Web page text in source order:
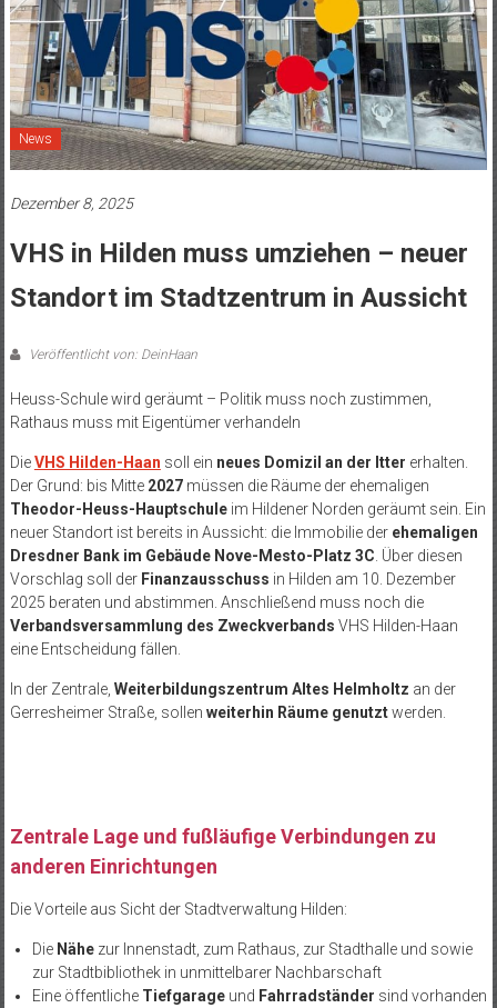
News
Dezember 8, 2025
VHS in Hilden muss umziehen – neuer
Standort im Stadtzentrum in Aussicht
Veröffentlicht von: DeinHaan
Heuss-Schule wird geräumt – Politik muss noch zustimmen,
Rathaus muss mit Eigentümer verhandeln
DieVHS Hilden-Haan soll ein neues Domizil an der Itter erhalten.
Der Grund: bis Mitte 2027müssen die Räume der ehemaligen
Theodor-Heuss-Hauptschuleim Hildener Norden geräumt sein. Ein
neuer Standort ist bereits in Aussicht: die Immobilie der ehemaligen
Dresdner Bank im Gebäude Nove-Mesto-Platz 3C . Über diesen
Vorschlag soll der Finanzausschuss in Hilden am 10. Dezember
2025 beraten und abstimmen. Anschließend muss noch die
Verbandsversammlung des Zweckverbands VHS Hilden-Haan
eine Entscheidung fällen.
In der Zentrale, Weiterbildungszentrum Altes Helmholtz an der
Gerresheimer Straße, sollen weiterhin Räume genutztwerden.
Zentrale Lage und fußläufige Verbindungen zu
anderen Einrichtungen
Die Vorteile aus Sicht der Stadtverwaltung Hilden:
Die Nähezur Innenstadt, zum Rathaus, zur Stadthalle und sowie
zur Stadtbibliothek in unmittelbarer Nachbarschaft
Eine öffentliche Tiefgarageund Fahrradständer sind vorhanden